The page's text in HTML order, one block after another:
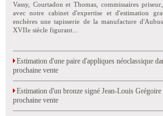
Vassy, Courtadon et Thomas, commissaires
avec notre cabinet d'expertise et d'estimation
enchères une tapisserie de la manufacture
XVIIe siècle figurant...
Estimation d'une paire d'appliques néoclassique
prochaine vente
Estimation d'un bronze signé Jean-Louis Grégoire
prochaine vente